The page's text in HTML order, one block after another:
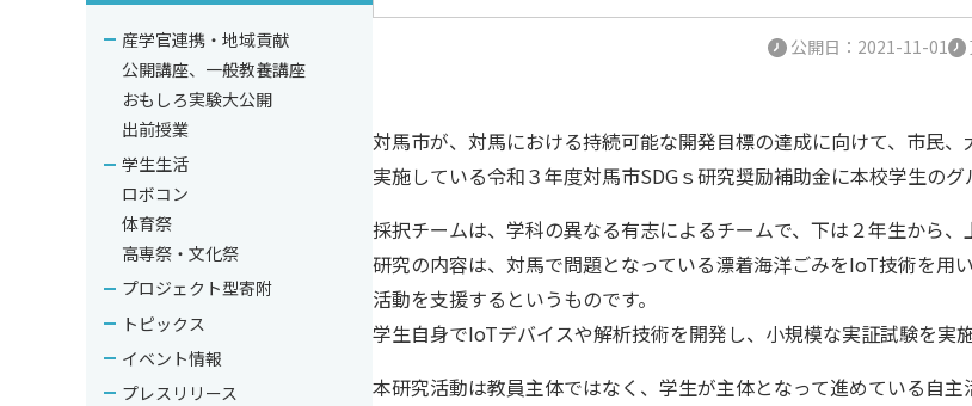
公開日：2021-11-01
対馬市が、対馬における持続可能な開発目標の達成に向けて、市民
実施している令和３年度対馬市SDGｓ研究奨励補助金に本校学生のグ
採択チームは、学科の異なる有志によるチームで、下は２年生から、
研究の内容は、対馬で問題となっている漂着海洋ごみをIoT技術を用
活動を支援するというものです。
学生自身でIoTデバイスや解析技術を開発し、小規模な実証試験を実
本研究活動は教員主体ではなく、学生が主体となって進めている自主
産学官連携・地域貢献
公開講座、一般教養講座
おもしろ実験大公開
出前授業
学生生活
ロボコン
体育祭
高専祭・文化祭
プロジェクト型寄附
トピックス
イベント情報
プレスリリース